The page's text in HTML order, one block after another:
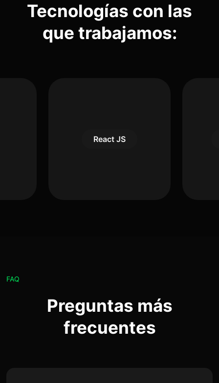
Tecnologías con las
que trabajamos:
React JS
FAQ
Preguntas más
frecuentes